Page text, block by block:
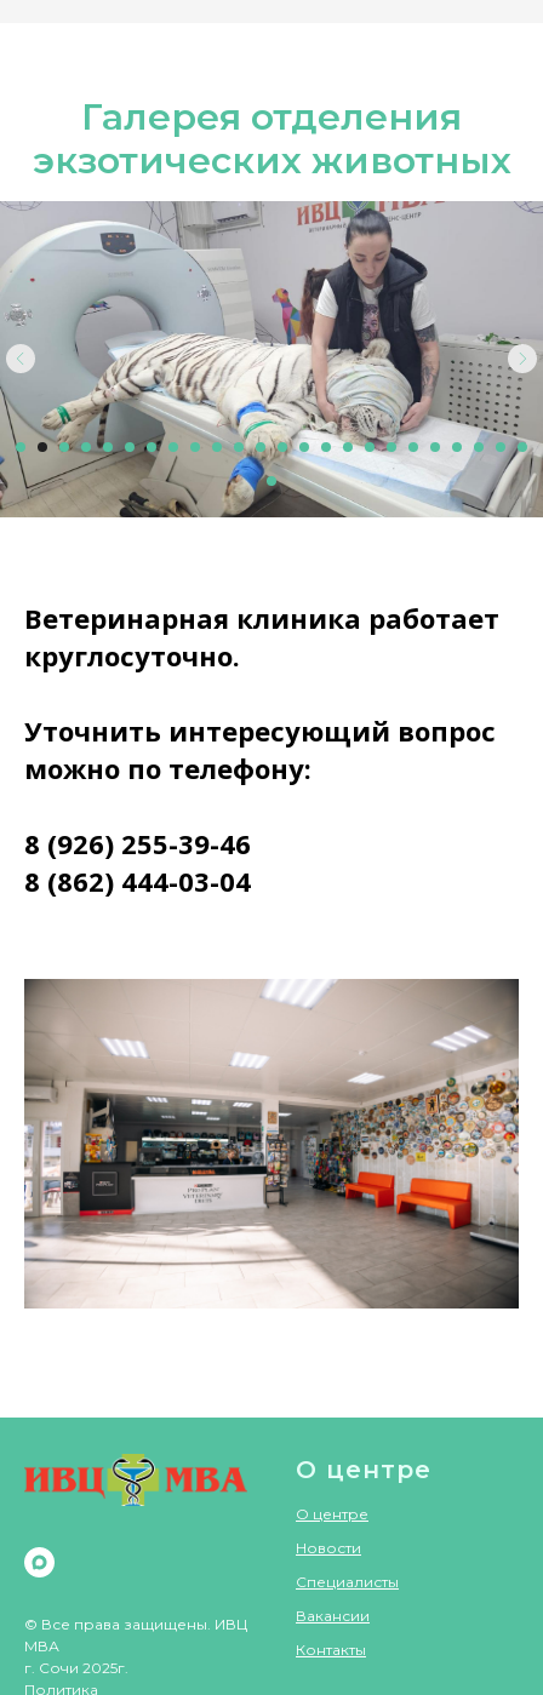
Галерея отделения
экзотических животных
Ветеринарная клиника работает
круглосуточно.
Уточнить интересующий вопрос
можно по телефону:
8 (926) 255-39-46
8 (862) 444-03-04
© Все права защищены. ИВЦ
МВА
г. Сочи 2025г.
Политика
О центре
О центре
Новости
Специалисты
Вакансии
Контакты